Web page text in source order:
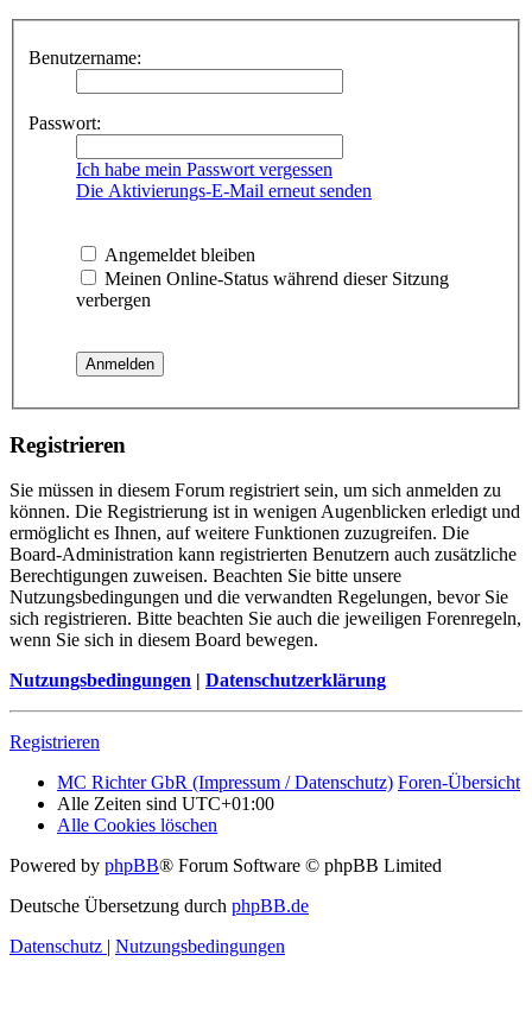
Benutzername:
Passwort:
Ich habe mein Passwort vergessen
Die Aktivierungs-E-Mail erneut senden
Angemeldet bleiben
Meinen Online-Status während dieser Sitzung
verbergen
Registrieren
Sie müssen in diesem Forum registriert sein, um sich anmelden zu
können. Die Registrierung ist in wenigen Augenblicken erledigt und
ermöglicht es Ihnen, auf weitere Funktionen zuzugreifen. Die
Board-Administration kann registrierten Benutzern auch zusätzliche
Berechtigungen zuweisen. Beachten Sie bitte unsere
Nutzungsbedingungen und die verwandten Regelungen, bevor Sie
sich registrieren. Bitte beachten Sie auch die jeweiligen Forenregeln,
wenn Sie sich in diesem Board bewegen.
Nutzungsbedingungen | Datenschutzerklärung
Registrieren
MC Richter GbR (Impressum / Datenschutz) Foren-Übersicht
Alle Zeiten sind UTC+01:00
Alle Cookies löschen
Powered by phpBB® Forum Software © phpBB Limited
Deutsche Übersetzung durch phpBB.de
Datenschutz | Nutzungsbedingungen